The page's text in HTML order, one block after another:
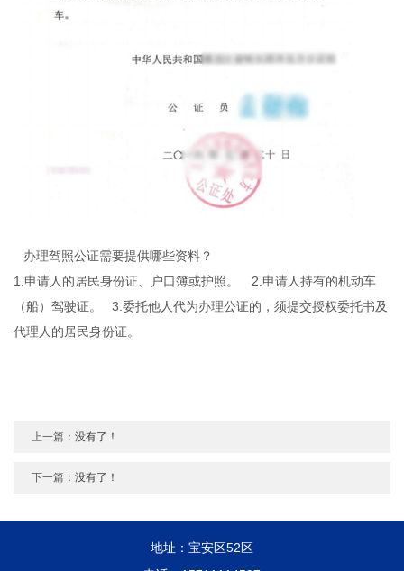
办理驾照公证需要提供哪些资料？
1.申请人的居民身份证、户口簿或护照。 2.申请人持有的机动车
（船）驾驶证。 3.委托他人代为办理公证的，须提交授权委托书及
代理人的居民身份证。
上一篇：没有了！
下一篇：没有了！
地址：宝安区52区